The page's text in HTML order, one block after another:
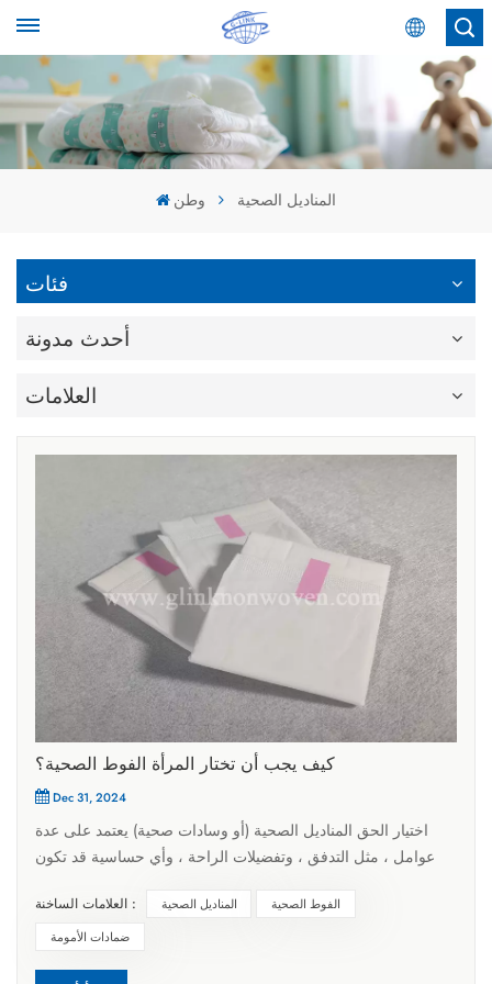
عربي
English
وطن المناديل الصحية
فئات
أحدث مدونة
العلامات
كيف يجب أن تختار المرأة الفوط الصحية؟
Dec 31, 2024
اختيار الحق المناديل الصحية (أو وسادات صحية) يعتمد على عدة
عوامل ، مثل التدفق ، وتفضيلات الراحة ، وأي حساسية قد تكون
صحي لاحتياجاتك: 1. حدد نوع التدفق الخاص بكتدفق الضوء: إذا كان
لديك فترة إضاءة ، فاختر تدفق الضوء أو بطانات اللباس الداخلي.
العلامات الساخنة : المناديل الصحية
الفوط الصحية
ضمادات الأمومة